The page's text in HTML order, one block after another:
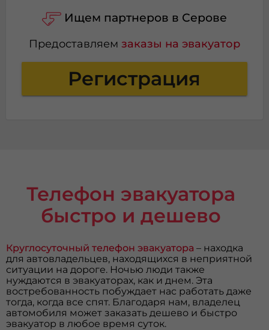
Ищем партнеров в Серове
Предоставляем заказы на эвакуатор
Регистрация
Телефон эвакуатора
быстро и дешево
Круглосуточный телефон эвакуатора – находка
для автовладельцев, находящихся в неприятной
ситуации на дороге. Ночью люди также
нуждаются в эвакуаторах, как и днем. Эта
востребованность побуждает нас работать даже
тогда, когда все спят. Благодаря нам, владелец
автомобиля может заказать дешево и быстро
эвакуатор в любое время суток.